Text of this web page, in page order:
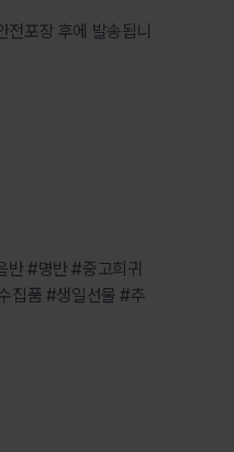
포장 후에 발송됩니
반 #명반 #중고희귀
집품 #생일선물 #추